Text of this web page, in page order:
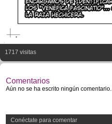
1717 visitas
Comentarios
Aún no se ha escrito ningún comentario.
Conéctate para comentar